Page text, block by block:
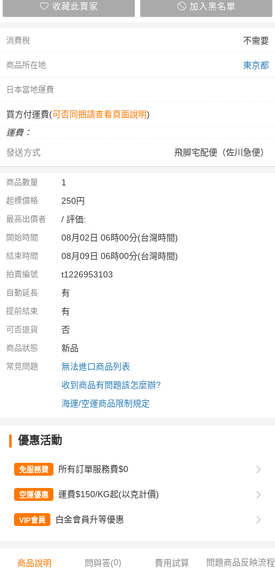
收藏此賣家 加入黑名單
消費稅 不需要
商品所在地 東京都
日本當地運費
買方付運費(可否同捆請查看頁面說明)
運費：
發送方式
飛脚宅配便（佐川急便）
商品數量 1
起標價格 250円
最高出價者 / 評価:
開始時間 08月02日 06時00分(台灣時間)
結束時間 08月09日 06時00分(台灣時間)
拍賣編號 t1226953103
自動延長 有
提前結束 有
可否退貨 否
商品狀態 新品
常見問題
無法進口商品列表
收到商品有問題該怎麼辦?
海運/空運商品限制規定
優惠活動
免服務費 所有訂單服務費$0
空運優惠 運費$150/KG起(以克計價)
VIP會員 白金會員升等優惠
商品說明 問與答(0) 費用試算 問題商品反映流程